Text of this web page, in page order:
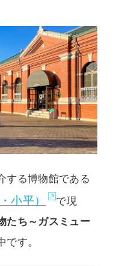
する博物館である
小平）
で現
たち～ガスミュー
です。